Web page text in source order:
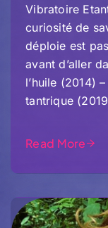
Vibratoire
curiosité de
déploie est
avant d’aller
l’huile (2014)
tantrique
Read More